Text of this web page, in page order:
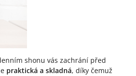
shonu vás zachrání před
praktická a skladná, díky čemuž